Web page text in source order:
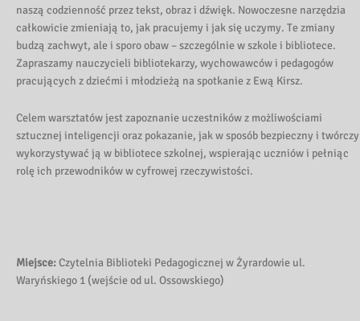
naszą codzienność przez tekst, obraz i dźwięk. Nowoczesne narzędzia
całkowicie zmieniają to, jak pracujemy i jak się uczymy. Te zmiany
budzą zachwyt, ale i sporo obaw – szczególnie w szkole i bibliotece.
Zapraszamy nauczycieli bibliotekarzy, wychowawców i pedagogów
pracujących z dziećmi i młodzieżą na spotkanie z Ewą Kirsz.
Celem warsztatów jest zapoznanie uczestników z możliwościami
sztucznej inteligencji oraz pokazanie, jak w sposób bezpieczny i twórczy
wykorzystywać ją w bibliotece szkolnej, wspierając uczniów i pełniąc
rolę ich przewodników w cyfrowej rzeczywistości.
Miejsce:Czytelnia Biblioteki Pedagogicznej w Żyrardowie ul.
Waryńskiego 1 (wejście od ul. Ossowskiego)